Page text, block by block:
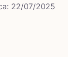
22/07/2025